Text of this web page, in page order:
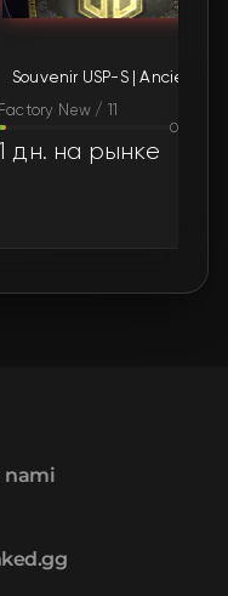
$39.54🛒
$40.54🛒
$40.54🛒
Factory New / 11
дн. на рынке
nami